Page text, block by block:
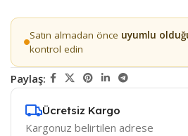
Satın almadan önce uyumlu
kontrol edin
Paylaş:
Ücretsiz Kargo
Kargonuz belirtilen adrese